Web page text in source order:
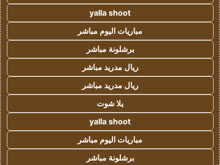
yalla shoot
مباريات اليوم مباشر
برشلونة مباشر
ريال مدريد مباشر
ريال مدريد مباشر
يلا شوت
yalla shoot
مباريات اليوم مباشر
برشلونة مباشر